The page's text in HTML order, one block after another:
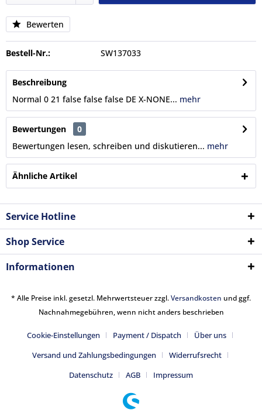
Bewerten
Bestell-Nr.: SW137033
Beschreibung
Normal 0 21 false false false DE X-NONE... mehr
Bewertungen
0
Bewertungen lesen, schreiben und diskutieren... mehr
Ähnliche Artikel
Service Hotline
Shop Service
Informationen
* Alle Preise inkl. gesetzl. Mehrwertsteuer zzgl.Versandkosten und ggf.
Nachnahmegebühren, wenn nicht anders beschrieben
Cookie-Einstellungen Payment / Dispatch
Über uns
Versand und Zahlungsbedingungen
Widerrufsrecht
Datenschutz
AGB Impressum